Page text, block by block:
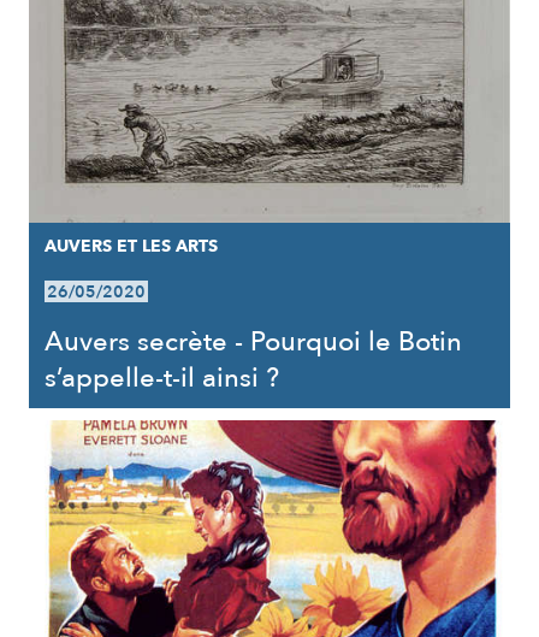
AUVERS ET LES ARTS
26/05/2020
Auvers secrète - Pourquoi le Botin
s’appelle-t-il ainsi ?